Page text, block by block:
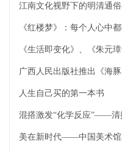
江南文化视野下的明清通
《红楼梦》：每个人心中
《生活即变化》、《朱元
广西人民出版社推出《海
人生自己买的第一本书
混搭激发“化学反应”——清
美在新时代——中国美术馆